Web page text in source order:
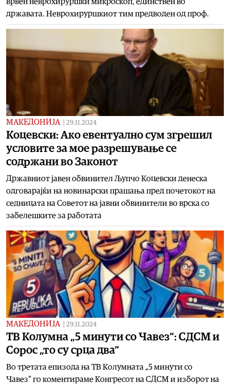
државата. Неврохируршкиот тим предводен од проф.
МАКЕДОНИЈА 29.11.2024
Коцевски: Ако евентуално сум згрешил
условите за мое разрешување се
содржани во Законот
Државниот јавен обвинител Љупчо Коцевски денеска
одговарајќи на новинарски прашања пред почетокот на
седницата на Советот на јавни обвинители во врска со
забелешките за работата
МАКЕДОНИЈА 29.11.2024
ТВ Колумна „5 минути со Чавез“: СДСМ и
Сорос „то су срца два“
Во третата епизода на ТВ Колумната „5 минути со
Чавез“ го коментираме Конгресот на СДСМ и изборот на